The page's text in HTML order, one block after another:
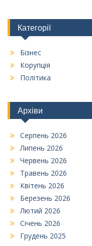
Категорії
Бізнес
Корупція
Політика
Архіви
Серпень 2026
Липень 2026
Червень 2026
Травень 2026
Квітень 2026
Березень 2026
Лютий 2026
Січень 2026
Грудень 2025